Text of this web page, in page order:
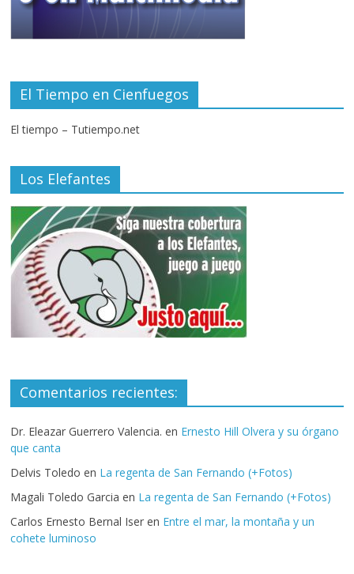
El Tiempo en Cienfuegos
El tiempo – Tutiempo.net
Los Elefantes
Comentarios recientes:
Dr. Eleazar Guerrero Valencia. en Ernesto Hill Olvera y su órgano
que canta
Delvis Toledo en La regenta de San Fernando (+Fotos)
Magali Toledo Garcia en La regenta de San Fernando (+Fotos)
Carlos Ernesto Bernal Iser en Entre el mar, la montaña y un
cohete luminoso